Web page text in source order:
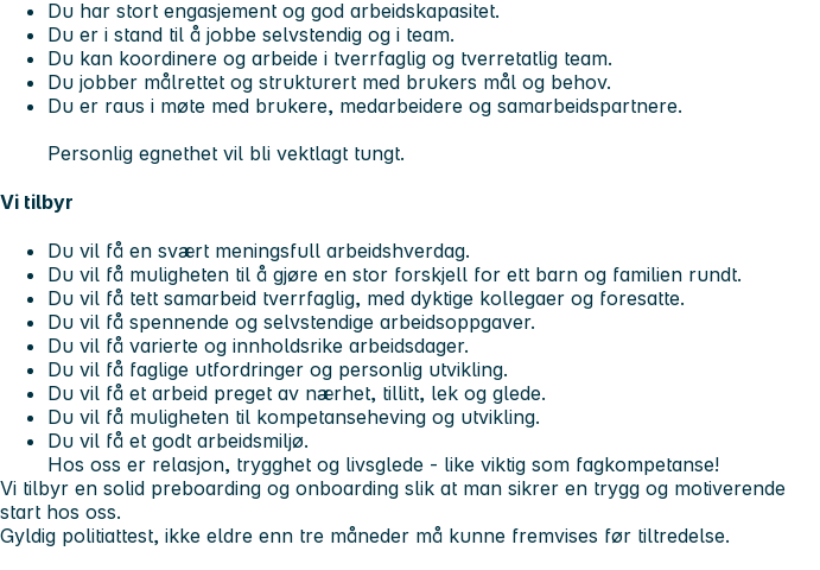
Du har stort engasjement og god arbeidskapasitet.
Du er i stand til å jobbe selvstendig og i team.
Du kan koordinere og arbeide i tverrfaglig og tverretatlig team.
Du jobber målrettet og strukturert med brukers mål og behov.
Du er raus i møte med brukere, medarbeidere og samarbeidspartnere.
Personlig egnethet vil bli vektlagt tungt.
Vi tilbyr
Du vil få en svært meningsfull arbeidshverdag.
Du vil få muligheten til å gjøre en stor forskjell for ett barn og familien rundt.
Du vil få tett samarbeid tverrfaglig, med dyktige kollegaer og foresatte.
Du vil få spennende og selvstendige arbeidsoppgaver.
Du vil få varierte og innholdsrike arbeidsdager.
Du vil få faglige utfordringer og personlig utvikling.
Du vil få et arbeid preget av nærhet, tillitt, lek og glede.
Du vil få muligheten til kompetanseheving og utvikling.
Du vil få et godt arbeidsmiljø.
Hos oss er relasjon, trygghet og livsglede - like viktig som fagkompetanse!
Vi tilbyr en solid preboarding og onboarding slik at man sikrer en trygg og motiverende
start hos oss.
Gyldig politiattest, ikke eldre enn tre måneder må kunne fremvises før tiltredelse.